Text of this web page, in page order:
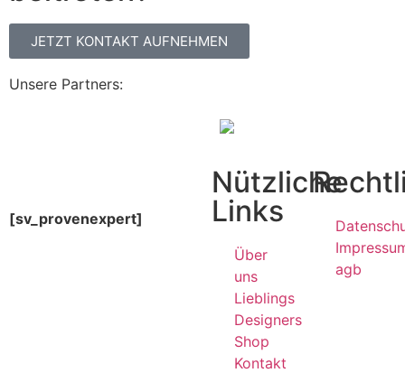
JETZT KONTAKT AUFNEHMEN
Unsere Partners:
[sv_provenexpert]
Nützliche
Links
Über
uns
Lieblings
Designers
Shop
Kontakt
agb